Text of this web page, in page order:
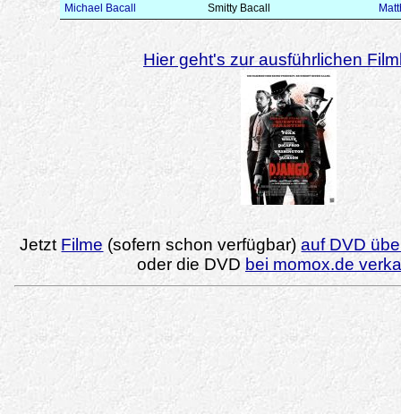
Michael Bacall
Smitty Bacall
Hier geht's zur ausführlichen
Jetzt Filme (sofern schon verfügbar)auf DVD
oder die DVD bei momox.de